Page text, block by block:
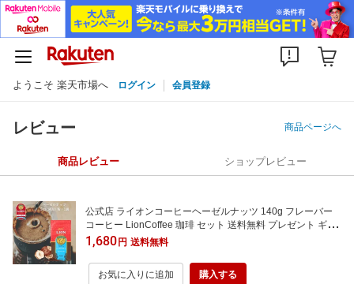
ようこそ 楽天市場へ ログイン 会員登録
レビュー 商品ページへ
商品レビュー ショップレビュー
公式店 ライオンコーヒーヘーゼルナッツ 140g フレーバー
コーヒー LionCoffee 珈琲 セット 送料無料 プレゼント ギフ
ト カフェイン
1,680円 送料無料
お気に入りに追加 購入する